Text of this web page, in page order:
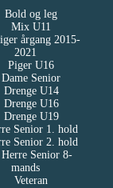
Bold og leg
Mix U11
årgang 2015-
2021
Piger U16
Dame Senior
Drenge U14
Drenge U16
Drenge U19
Senior 1. hold
Senior 2. hold
Herre Senior 8-
mands
Veteran
Nyheder
Sponsorer
Kontakt